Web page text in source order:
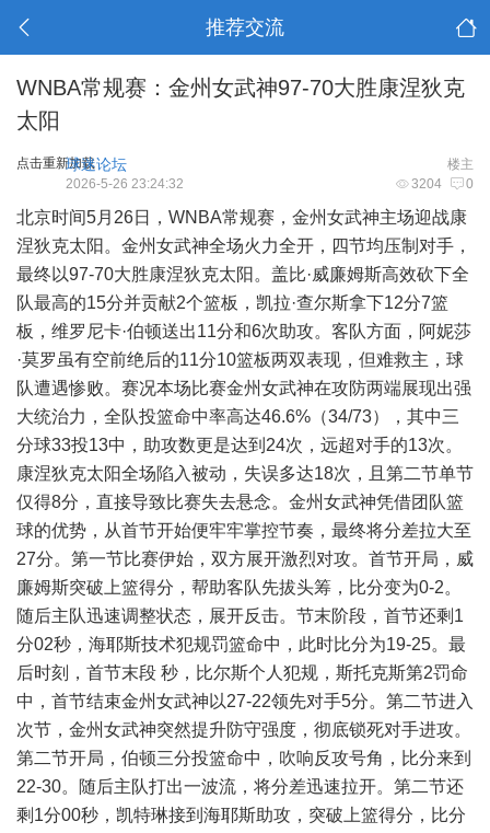
推荐交流
WNBA常规赛：金州女武神97-70大胜康涅狄克
太阳
点击重新加载 楼主
球迷论坛
3204 0
2026-5-26 23:24:32
北京时间5月26日，WNBA常规赛，金州女武神主场迎战康
涅狄克太阳。金州女武神全场火力全开，四节均压制对手，
最终以97-70大胜康涅狄克太阳。盖比·威廉姆斯高效砍下全
队最高的15分并贡献2个篮板，凯拉·查尔斯拿下12分7篮
板，维罗尼卡·伯顿送出11分和6次助攻。客队方面，阿妮莎
·莫罗虽有空前绝后的11分10篮板两双表现，但难救主，球
队遭遇惨败。赛况本场比赛金州女武神在攻防两端展现出强
大统治力，全队投篮命中率高达46.6%（34/73），其中三
分球33投13中，助攻数更是达到24次，远超对手的13次。
康涅狄克太阳全场陷入被动，失误多达18次，且第二节单节
仅得8分，直接导致比赛失去悬念。金州女武神凭借团队篮
球的优势，从首节开始便牢牢掌控节奏，最终将分差拉大至
27分。第一节比赛伊始，双方展开激烈对攻。首节开局，威
廉姆斯突破上篮得分，帮助客队先拔头筹，比分变为0-2。
随后主队迅速调整状态，展开反击。节末阶段，首节还剩1
分02秒，海耶斯技术犯规罚篮命中，此时比分为19-25。最
后时刻，首节末段 秒，比尔斯个人犯规，斯托克斯第2罚命
中，首节结束金州女武神以27-22领先对手5分。第二节进入
次节，金州女武神突然提升防守强度，彻底锁死对手进攻。
第二节开局，伯顿三分投篮命中，吹响反攻号角，比分来到
22-30。随后主队打出一波流，将分差迅速拉开。第二节还
剩1分00秒，凯特琳接到海耶斯助攻，突破上篮得分，比分